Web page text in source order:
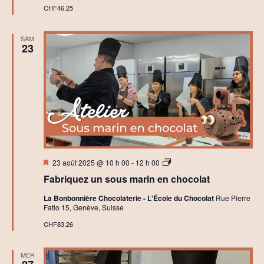
c
h
e
e
t
n
v
a
i
o
n
d
e
v
v
CHF46.25
SAM
23
Fabriquez un sous marin en chocolat
Mis
avant
23 août 2025 @ 10 h 00 - 12 h 00
A
e
i
o
i
La Bonbonnière Chocolaterie - L'École du Chocolat Rue Pierre
Fatio 15, Genève, Suisse
CHF83.26
MER